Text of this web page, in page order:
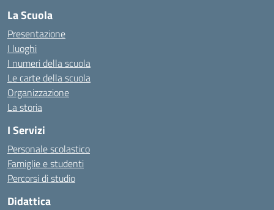
La Scuola
Presentazione
I luoghi
I numeri della scuola
Le carte della scuola
Organizzazione
La storia
I Servizi
Personale scolastico
Famiglie e studenti
Percorsi di studio
Didattica